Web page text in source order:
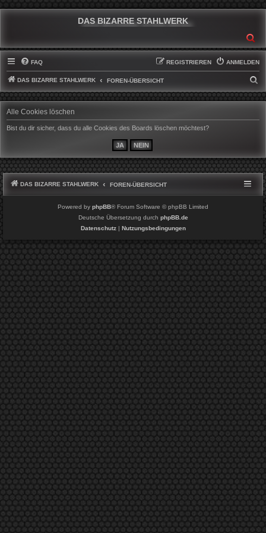
DAS BIZARRE STAHLWERK
FAQ ANMELDEN
REGISTRIEREN
DAS BIZARRE STAHLWERK FOREN-ÜBERSICHT
U
Alle Cookies löschen
Bist du dir sicher, dass du alle Cookies des Boards löschen möchtest?
DAS BIZARRE STAHLWERK FOREN-ÜBERSICHT
Powered by phpBB® Forum Software © phpBB Limited
Deutsche Übersetzung durch phpBB.de
Datenschutz| Nutzungsbedingungen